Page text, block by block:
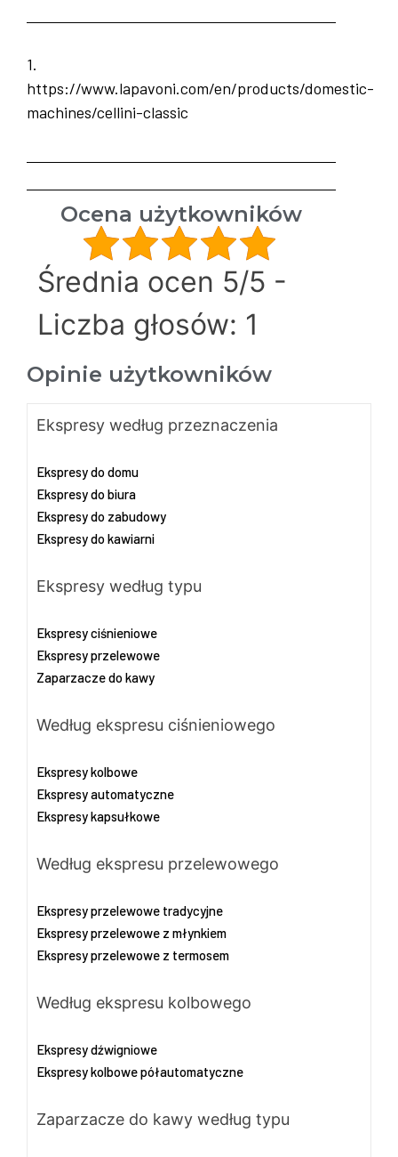
1.
https://www.lapavoni.com/en/products/domestic-
machines/cellini-classic
Ocena użytkowników
Średnia ocen 5/5 -
Liczba głosów: 1
Opinie użytkowników
Ekspresy według przeznaczenia
Ekspresy do domu
Ekspresy do biura
Ekspresy do zabudowy
Ekspresy do kawiarni
Ekspresy według typu
Ekspresy ciśnieniowe
Ekspresy przelewowe
Zaparzacze do kawy
Według ekspresu ciśnieniowego
Ekspresy kolbowe
Ekspresy automatyczne
Ekspresy kapsułkowe
Według ekspresu przelewowego
Ekspresy przelewowe tradycyjne
Ekspresy przelewowe z młynkiem
Ekspresy przelewowe z termosem
Według ekspresu kolbowego
Ekspresy dźwigniowe
Ekspresy kolbowe półautomatyczne
Zaparzacze do kawy według typu